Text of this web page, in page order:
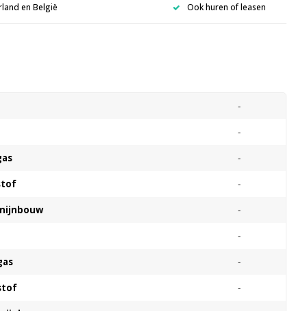
en België Ook huren of leasen
-
-
-
-
-
-
-
-